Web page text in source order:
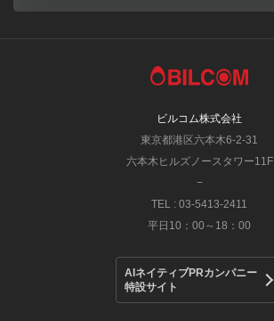
ビルコム株式会社
東京都港区六本木6-2-31
六本木ヒルズノースタワー11F
−
TEL : 03-5413-2411
平日10：00～18：00
AIネイティブPRカンパニー
特設サイト